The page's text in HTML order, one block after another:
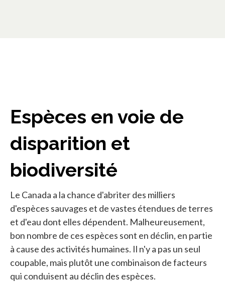
Espèces en voie de
disparition et
biodiversité
Le Canada a la chance d'abriter des milliers
d'espèces sauvages et de vastes étendues de terres
et d'eau dont elles dépendent. Malheureusement,
bon nombre de ces espèces sont en déclin, en partie
à cause des activités humaines. Il n'y a pas un seul
coupable, mais plutôt une combinaison de facteurs
qui conduisent au déclin des espèces.